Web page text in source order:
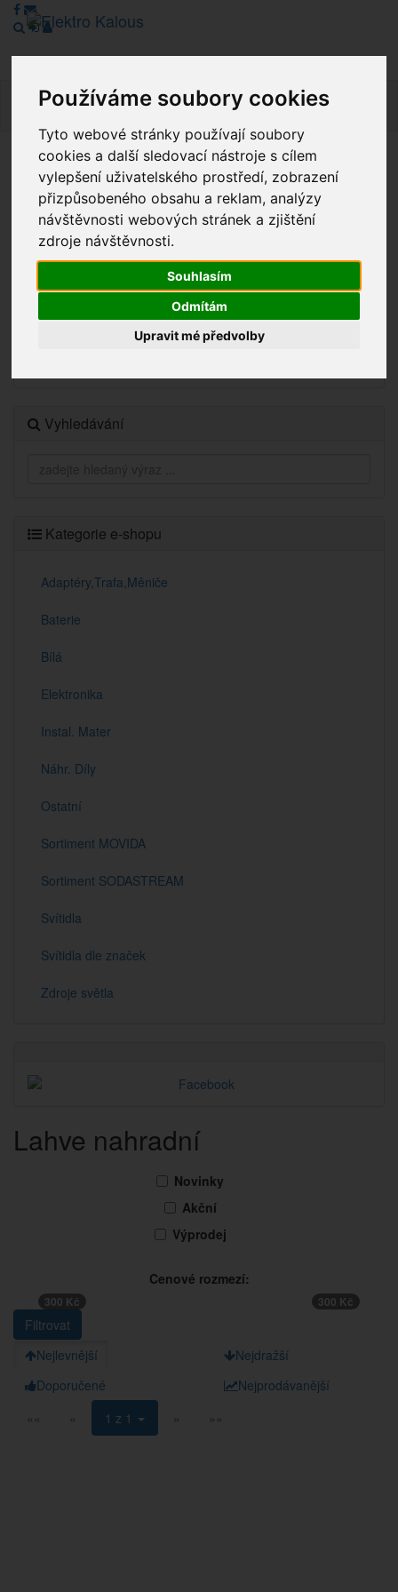
Používáme soubory cookies
Tyto webové stránky používají soubory
cookies a další sledovací nástroje s cílem
vylepšení uživatelského prostředí, zobrazení
přizpůsobeného obsahu a reklam, analýzy
návštěvnosti webových stránek a zjištění
zdroje návštěvnosti.
Souhlasím
Odmítám
Upravit mé předvolby
Vážení zákazníci, v tuto chvíli je Náš internetový obchod v
režimu Katalogu. Objednávky on-line nyní nelze vyřídit.
Děkujeme za pochopení.
Novinky
Vyhledávání
Kategorie e-shopu
Adaptéry,Trafa,Měniče
Baterie
Bílá
Elektronika
Instal. Mater
Náhr. Díly
Ostatní
Sortiment MOVIDA
Sortiment SODASTREAM
Svítidla
Svítidla dle značek
Zdroje světla
Lahve nahradní
Novinky
Akční
Výprodej
Cenové rozmezí:
300 Kč 300 Kč
Nejlevnější
Nejdražší
Doporučené
Nejprodávanější
««
« 1 z 1 » »»